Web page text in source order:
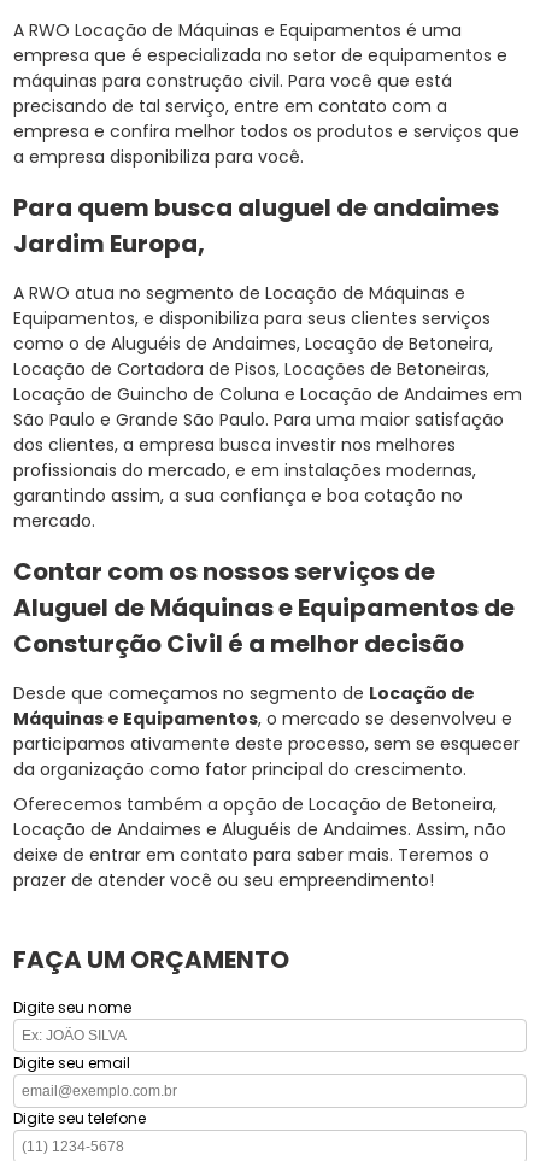
A RWO Locação de Máquinas e Equipamentos é uma
empresa que é especializada no setor de equipamentos e
máquinas para construção civil. Para você que está
precisando de tal serviço, entre em contato com a
empresa e confira melhor todos os produtos e serviços que
a empresa disponibiliza para você.
Para quem busca aluguel de andaimes
Jardim Europa,
A RWO atua no segmento de Locação de Máquinas e
Equipamentos, e disponibiliza para seus clientes serviços
como o de Aluguéis de Andaimes, Locação de Betoneira,
Locação de Cortadora de Pisos, Locações de Betoneiras,
Locação de Guincho de Coluna e Locação de Andaimes em
São Paulo e Grande São Paulo. Para uma maior satisfação
dos clientes, a empresa busca investir nos melhores
profissionais do mercado, e em instalações modernas,
garantindo assim, a sua confiança e boa cotação no
mercado.
Contar com os nossos serviços de
Aluguel de Máquinas e Equipamentos de
Consturção Civil é a melhor decisão
Desde que começamos no segmento de Locação de
Máquinas e Equipamentos, o mercado se desenvolveu e
participamos ativamente deste processo, sem se esquecer
da organização como fator principal do crescimento.
Oferecemos também a opção de Locação de Betoneira,
Locação de Andaimes e Aluguéis de Andaimes. Assim, não
deixe de entrar em contato para saber mais. Teremos o
prazer de atender você ou seu empreendimento!
FAÇA UM ORÇAMENTO
Digite seu nome
Digite seu email
Digite seu telefone